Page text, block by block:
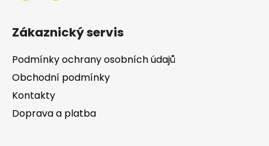
Zákaznický servis
Podmínky ochrany osobních údajů
Obchodní podmínky
Kontakty
Doprava a platba